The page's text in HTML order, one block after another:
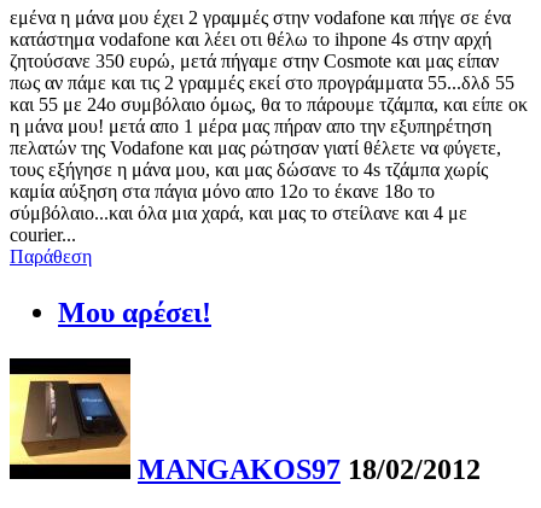
εμένα η μάνα μου έχει 2 γραμμές στην vodafone και πήγε σε ένα
κατάστημα vodafone και λέει οτι θέλω το ihpone 4s στην αρχή
ζητούσανε 350 ευρώ, μετά πήγαμε στην Cosmote και μας είπαν
πως αν πάμε και τις 2 γραμμές εκεί στο προγράμματα 55...δλδ 55
και 55 με 24ο συμβόλαιο όμως, θα το πάρουμε τζάμπα, και είπε οκ
η μάνα μου! μετά απο 1 μέρα μας πήραν απο την εξυπηρέτηση
πελατών της Vodafone και μας ρώτησαν γιατί θέλετε να φύγετε,
τους εξήγησε η μάνα μου, και μας δώσανε το 4s τζάμπα χωρίς
καμία αύξηση στα πάγια μόνο απο 12ο το έκανε 18ο το
σύμβόλαιο...και όλα μια χαρά, και μας το στείλανε και 4 με
courier...
Παράθεση
Μου αρέσει!
MANGAKOS97 18/02/2012